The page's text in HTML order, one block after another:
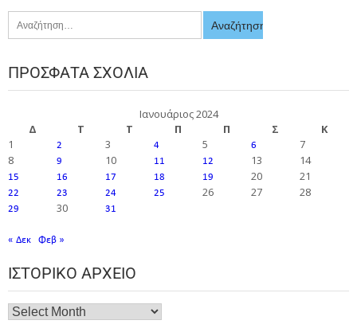
ΠΡΌΣΦΑΤΑ ΣΧΌΛΙΑ
Ιανουάριος 2024
Δ
Τ Τ Π Π Σ
Κ
1
2 3 4 5 6
7
8
9 10 11 12 13 14
15 16 17 18 19 20 21
22 23 24 25 26 27 28
29 30 31
« Δεκ Φεβ »
ΙΣΤΟΡΙΚΌ ΑΡΧΕΊΟ